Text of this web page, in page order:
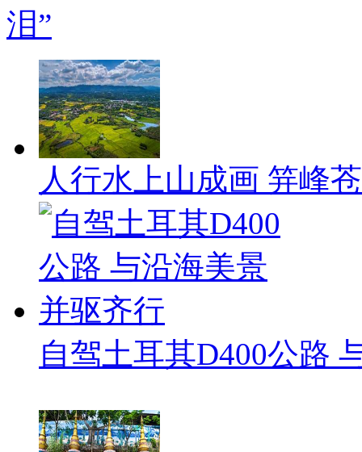
泪”
人行水上山成画 笄峰
自驾土耳其D400公路